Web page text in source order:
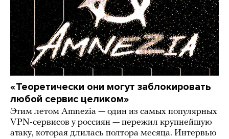
«Теоретически они могут заблокировать
любой сервис целиком»
Этим летом Amnezia — один из самых популярных
VPN-сервисов у россиян — пережил крупнейшую
атаку, которая длилась полтора месяца. Интервью